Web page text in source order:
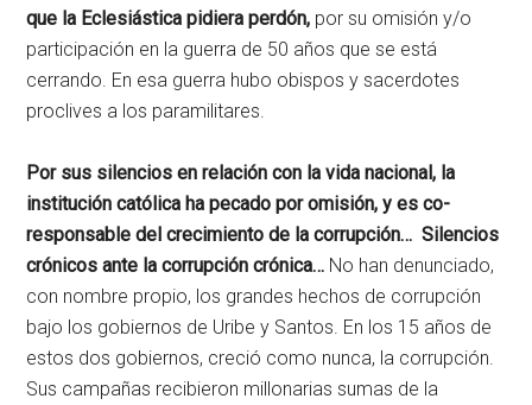
que la Eclesiástica pidiera perdón, por su omisión y/o
participación en la guerra de 50 años que se está
cerrando. En esa guerra hubo obispos y sacerdotes
proclives a los paramilitares.
Por sus silencios en relación con la vida nacional, la
institución católica ha pecado por omisión, y es co-
responsable del crecimiento de la corrupción… Silencios
crónicos ante la corrupción crónica… No han denunciado,
con nombre propio, los grandes hechos de corrupción
bajo los gobiernos de Uribe y Santos. En los 15 años de
estos dos gobiernos, creció como nunca, la corrupción.
Sus campañas recibieron millonarias sumas de la